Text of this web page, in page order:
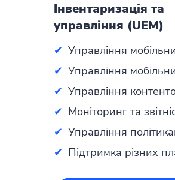
Інвентаризація та
управління (UEM)
✔ Управління
✔ Управління
✔ Управління
✔ Моніторинг та
✔ Управління
✔ Підтримка різних